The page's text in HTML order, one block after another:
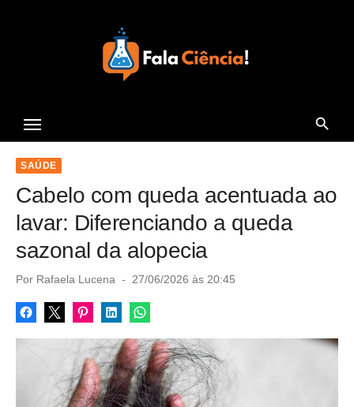
c
SAÚDE
Cabelo com queda acentuada ao
lavar: Diferenciando a queda
sazonal da alopecia
Por Rafaela Lucena
P
s
t
d
o
n
27/06/2026 às 20:45